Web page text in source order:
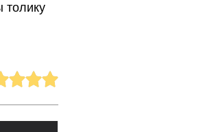
толику